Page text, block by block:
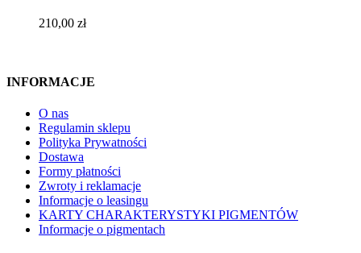
210,00 zł
INFORMACJE
O nas
Regulamin sklepu
Polityka Prywatności
Dostawa
Formy płatności
Zwroty i reklamacje
Informacje o leasingu
KARTY CHARAKTERYSTYKI PIGMENTÓW
Informacje o pigmentach